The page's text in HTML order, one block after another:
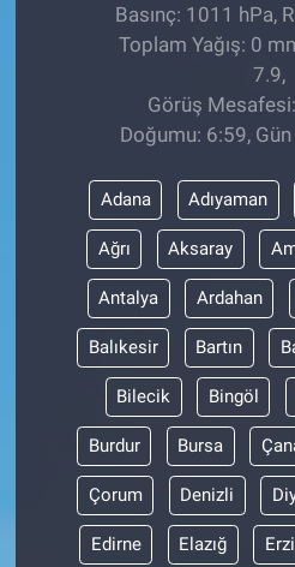
Basınç: 1011 hPa,
Toplam Yağış: 0
7.9,
Görüş
Doğumu: 6:59, Gün
Adana Adıyaman
Ağrı Aksaray
Antalya Ardahan
Balıkesir Bartın
Bilecik Bingöl
Burdur Bursa
Çorum Denizli
Edirne Elazığ